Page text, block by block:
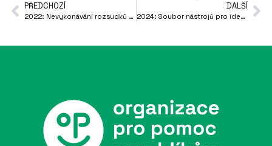
PŘEDCHOZÍ
2022: Nevykonávání rozsudků v oblasti azylu a migrace (Implementing judgements in the field of asylum and migration on odd days)
DALŠÍ
2024: Soubor nástrojů pro identifikaci a řešení problémů osob bez státní příslušnosti v České republice